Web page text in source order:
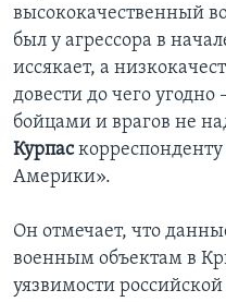
высококачественный
был у агрессора в
иссякает, а
довести до чего
бойцами и врагов не
Курпаскорреспонденту
Америки».
Он отмечает, что
военным объектам в
уязвимости